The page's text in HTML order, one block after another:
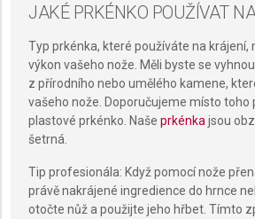
JAKÉ PRKÉNKO POUŽÍVAT
Typ prkénka, které používáte na krájení,
výkon vašeho nože. Měli byste se
z přírodního nebo umělého kamene,
vašeho nože. Doporučujeme místo toho
plastové prkénko. Naše prkénka jsou
šetrná.
Tip profesionála: Když pomocí nože
právě nakrájené ingredience do hrnce
otočte nůž a použijte jeho hřbet. Tímto